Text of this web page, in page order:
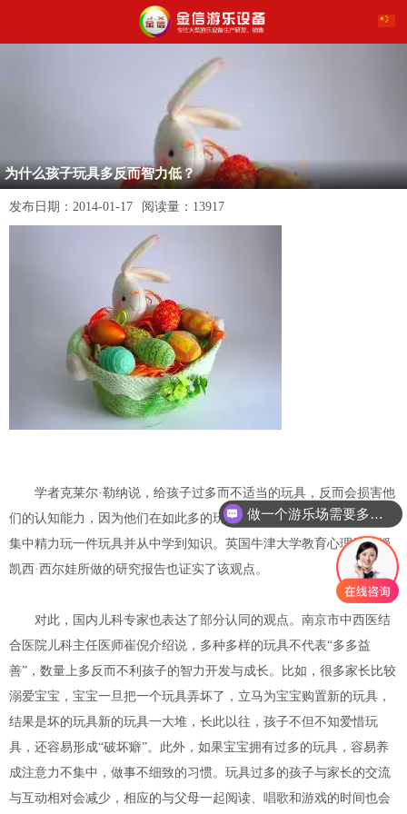
为什么孩子玩具多反而智力低？
发布日期： 2014-01-17 阅读量： 13917
学者克莱尔·勒纳说，给孩子过多而不适当的玩具，反而会损害他
们的认知能力，因为他们在如此多的玩具面前会显得无所适从，无法
集中精力玩一件玩具并从中学到知识。英国牛津大学教育心理学教授
凯西·西尔娃所做的研究报告也证实了该观点。
对此，国内儿科专家也表达了部分认同的观点。南京市中西医结
合医院儿科主任医师崔倪介绍说，多种多样的玩具不代表“多多益
善”，数量上多反而不利孩子的智力开发与成长。比如，很多家长比较
溺爱宝宝，宝宝一旦把一个玩具弄坏了，立马为宝宝购置新的玩具，
结果是坏的玩具新的玩具一大堆，长此以往，孩子不但不知爱惜玩
具，还容易形成“破坏癖”。此外，如果宝宝拥有过多的玩具，容易养
成注意力不集中，做事不细致的习惯。玩具过多的孩子与家长的交流
与互动相对会减少，相应的与父母一起阅读、唱歌和游戏的时间也会
做一个游乐场需要多少钱？